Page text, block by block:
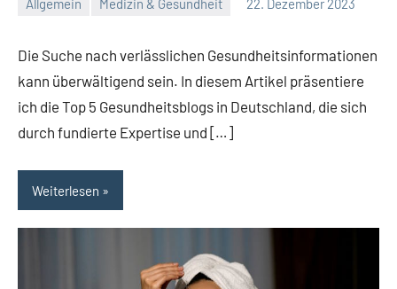
Allgemein Medizin & Gesundheit 22. Dezember 2023
Redaktion
Keine
Die Suche nach verlässlichen Gesundheitsinformationen
kann überwältigend sein. In diesem Artikel präsentiere
ich die Top 5 Gesundheitsblogs in Deutschland, die sich
durch fundierte Expertise und […]
Weiterlesen